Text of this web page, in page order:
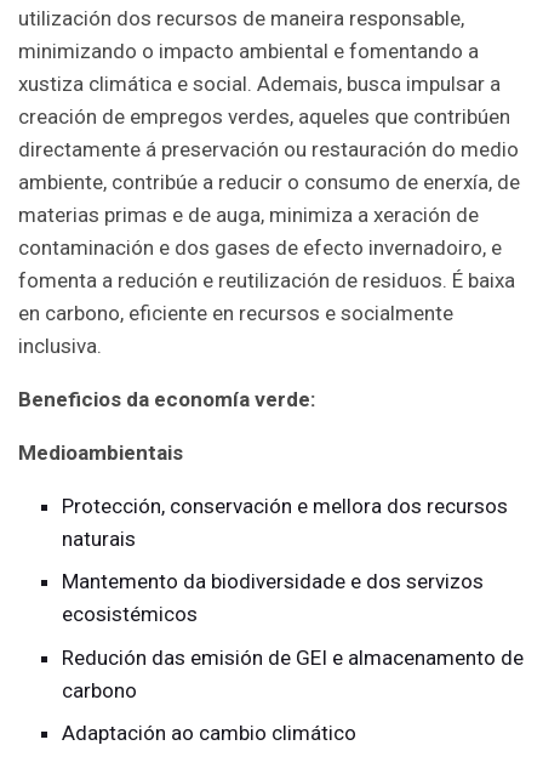
utilización dos recursos de maneira responsable,
minimizando o impacto ambiental e fomentando a
xustiza climática e social. Ademais, busca impulsar a
creación de empregos verdes, aqueles que contribúen
directamente á preservación ou restauración do medio
ambiente, contribúe a reducir o consumo de enerxía, de
materias primas e de auga, minimiza a xeración de
contaminación e dos gases de efecto invernadoiro, e
fomenta a redución e reutilización de residuos. É baixa
en carbono, eficiente en recursos e socialmente
inclusiva.
Beneficios da economía verde:
Medioambientais
Protección, conservación e mellora dos recursos
naturais
Mantemento da biodiversidade e dos servizos
ecosistémicos
Redución das emisión de GEI e almacenamento de
carbono
Adaptación ao cambio climático